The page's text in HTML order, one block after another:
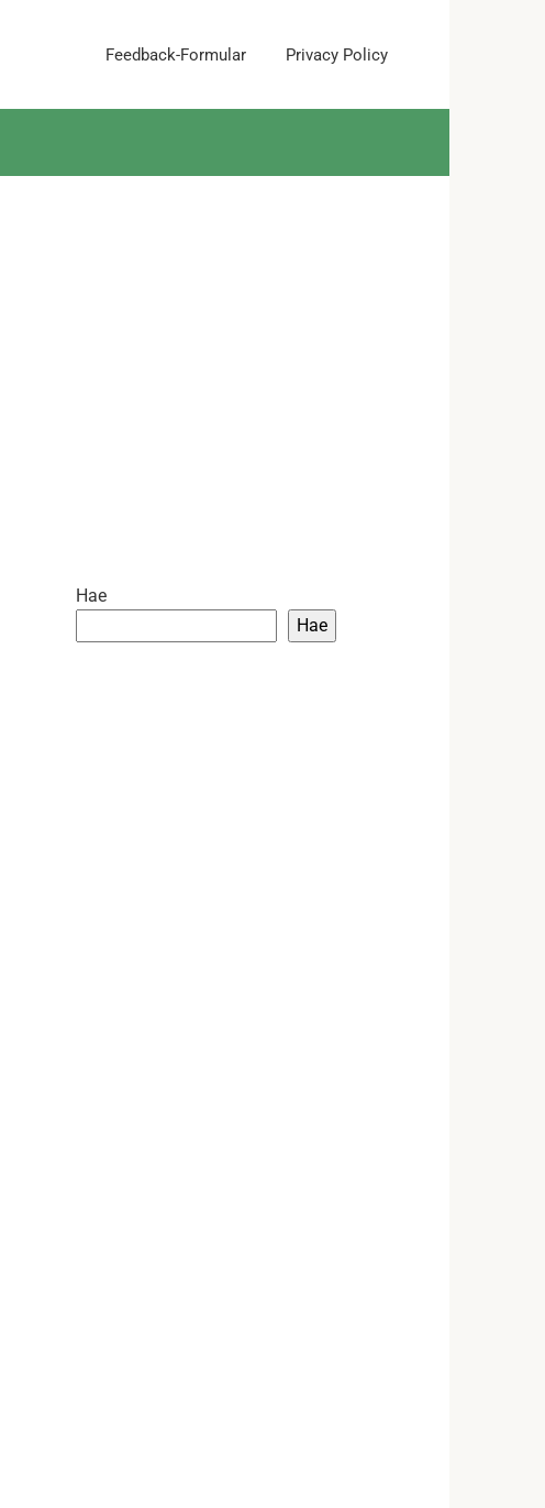
Feedback-Formular Privacy Policy
Hae
Hae